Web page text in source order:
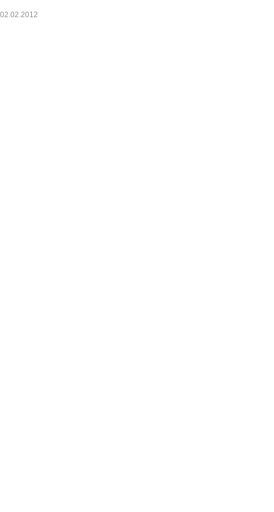
02.02.2012